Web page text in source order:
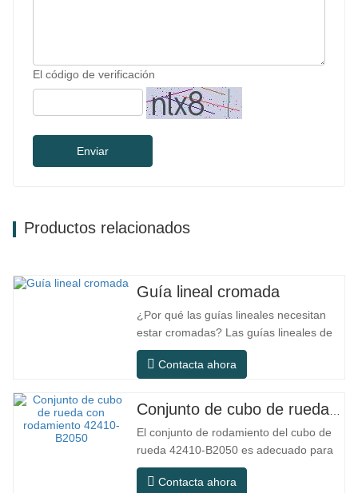
El código de verificación
Enviar
Productos relacionados
Guía lineal cromada
¿Por qué las guías lineales necesitan
estar cromadas? Las guías lineales de
acero ordinario pueden satisfacer las
necesidades operativas básicas en
convencionales, pero en escenarios de
uso práctico como equipos de
automatización, máquinas herramienta
de precisión, equipos…
Contacta ahora
El conjunto de rodamiento del cubo de
rueda 42410-B2050 es adecuado para
el mercado de mantenimiento y
reemplazo de automóviles, cumpliendo
Contacta ahora